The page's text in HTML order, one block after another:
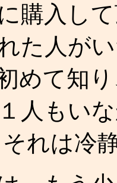
購入し
た人が
めて知
人もい
れは冷